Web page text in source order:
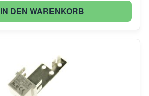
IN DEN WARENKORB